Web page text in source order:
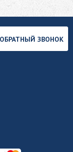
ОБРАТНЫЙ ЗВОНОК